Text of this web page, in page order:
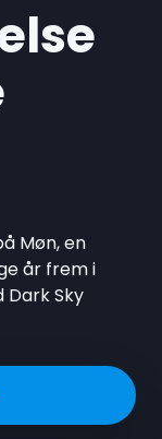
Møn, en
år frem i
Sky